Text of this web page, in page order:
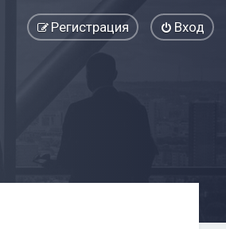
Вход
Регистрация